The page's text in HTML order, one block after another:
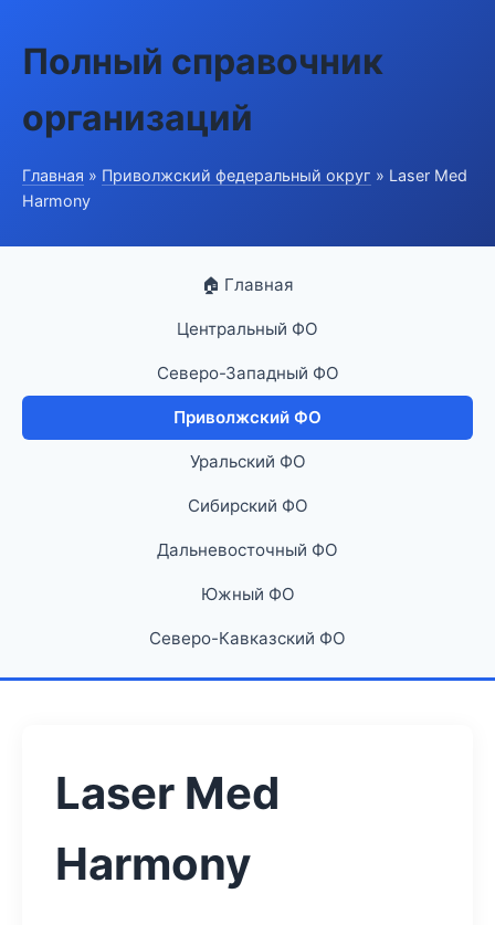
Полный справочник
организаций
Главная » Приволжский федеральный округ » Laser Med
Harmony
🏠 Главная
Центральный ФО
Северо-Западный ФО
Приволжский ФО
Уральский ФО
Сибирский ФО
Дальневосточный ФО
Южный ФО
Северо-Кавказский ФО
Laser Med
Harmony